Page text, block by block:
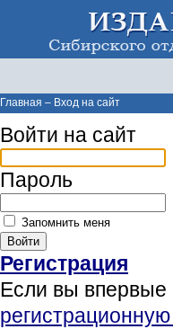
Главная – Вход на сайт
Войти на сайт
Пароль
Запомнить меня
Регистрация
Если вы впервые